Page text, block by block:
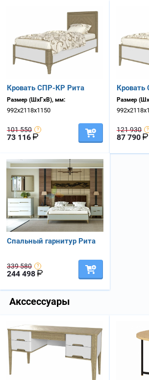
Кровать СПР-КР Рита
Размер (ШхГхВ), мм:
992х2118х1150
101 550
73 116
Размер
121 930
87 790
Спальный гарнитур Рита
339 580
244 498
Акссессуары